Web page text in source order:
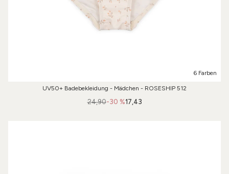
6 Farben
UV50+ Badebekleidung - Mädchen - ROSESHIP 512
-30 %
24,90 17,43